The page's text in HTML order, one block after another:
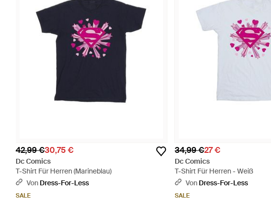
42,99 €30,75 €
Dc Comics
T-Shirt Für Herren (Marineblau)
Von Dress-For-Less
SALE
34,99 €27 €
Dc Comics
T-Shirt Für Herren - Weiß
Von Dress-For-Less
SALE